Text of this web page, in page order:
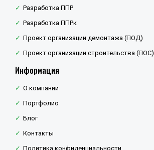
Разработка ППР
Разработка ППРк
Проект организации демонтажа (ПОД)
Проект организации строительства (ПОС)
Информация
О компании
Портфолио
Блог
Контакты
Политика конфиденциальности